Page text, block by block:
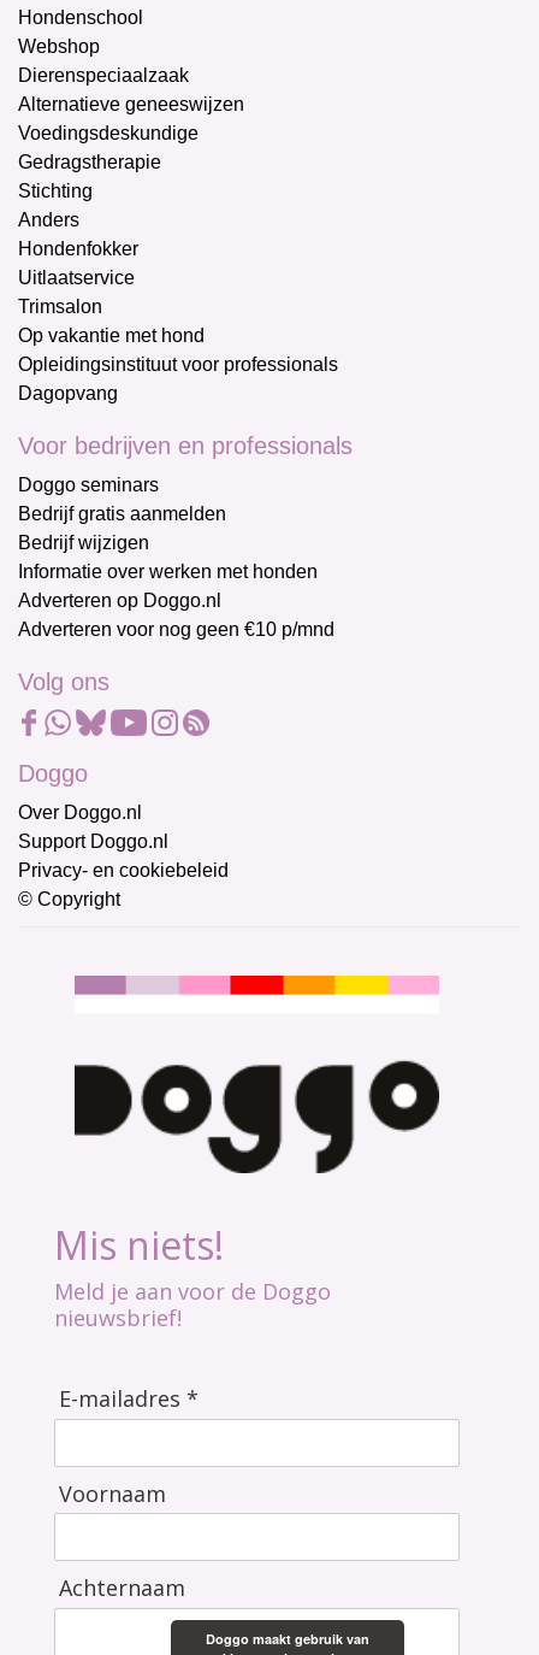
Hondenschool
Webshop
Dierenspeciaalzaak
Alternatieve geneeswijzen
Voedingsdeskundige
Gedragstherapie
Stichting
Anders
Hondenfokker
Uitlaatservice
Trimsalon
Op vakantie met hond
Opleidingsinstituut voor professionals
Dagopvang
Voor bedrijven en professionals
Doggo seminars
Bedrijf gratis aanmelden
Bedrijf wijzigen
Informatie over werken met honden
Adverteren op Doggo.nl
Adverteren voor nog geen €10 p/mnd
Volg ons
Doggo
Over Doggo.nl
Support Doggo.nl
Privacy- en cookiebeleid
© Copyright
Mis niets!
Meld je aan voor de Doggo
nieuwsbrief!
E-mailadres *
Voornaam
Achternaam
Doggo maakt gebruik van